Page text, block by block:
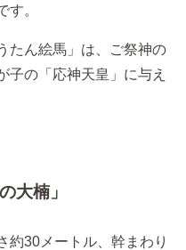
す。
たん絵馬」は、ご祭神の
子の「応神天皇」に与え
大楠」
約30メートル、幹まわり